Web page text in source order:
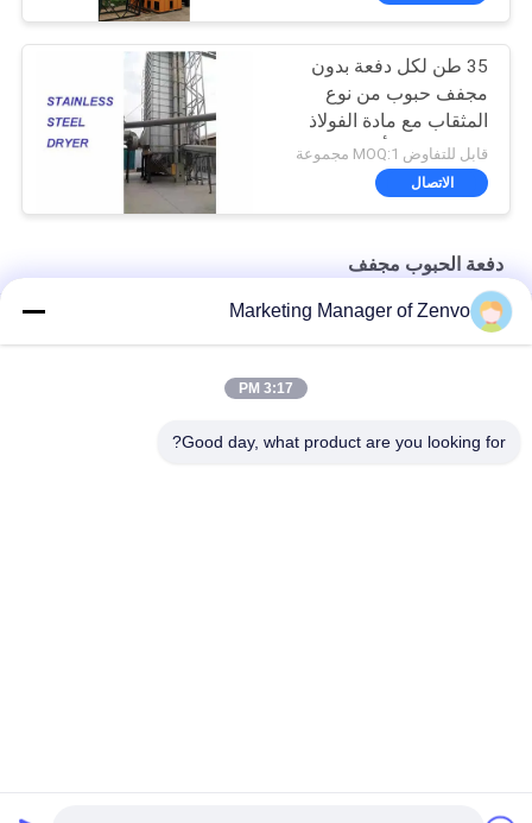
35 طن لكل دفعة بدون
مجفف حبوب من نوع
المثقاب مع مادة الفولاذ
المقاوم للصدأ
قابل للتفاوض MOQ:1 مجموعة
الاتصال
دفعة الحبوب مجفف
Grain Drying System with 90-Ton Daily Capacity
ساخن درجة حرارة 60-130 درجة مئوية 16.603kw
Marketing Manager of Zenvo
3:17 PM
Good day, what product are you looking for?